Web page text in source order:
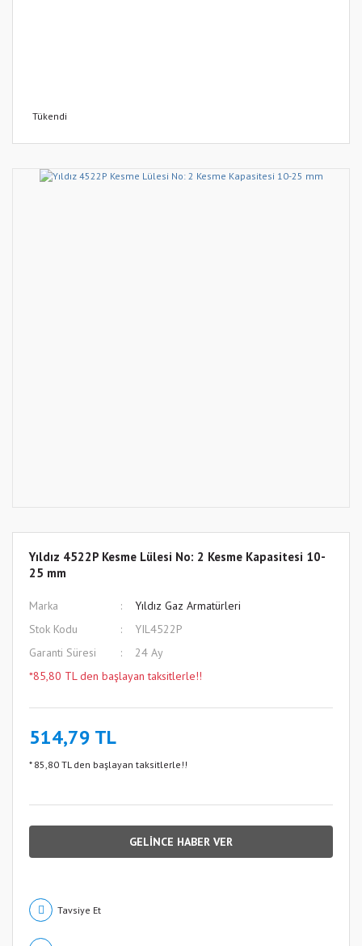
Tükendi
Yıldız 4522P Kesme Lülesi No: 2 Kesme Kapasitesi 10-
25 mm
Marka
Yıldız Gaz Armatürleri
Stok Kodu
YIL4522P
Garanti Süresi
24 Ay
*85,80 TL den başlayan taksitlerle!!
514,79 TL
* 85,80 TL den başlayan taksitlerle!!
GELİNCE HABER VER
Tavsiye Et